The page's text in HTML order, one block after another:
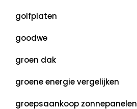
golfplaten
goodwe
groen dak
groene energie vergelijken
groepsaankoop zonnepanelen